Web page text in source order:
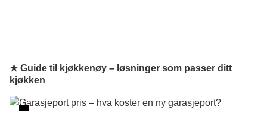
★ Guide til kjøkkenøy – løsninger som passer ditt
kjøkken